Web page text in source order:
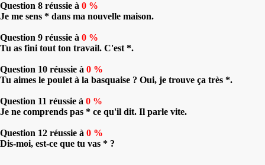
Question 8 réussie à 0 %
Je me sens * dans ma nouvelle maison.
Question 9 réussie à 0 %
Tu as fini tout ton travail. C'est *.
Question 10 réussie à 0 %
Tu aimes le poulet à la basquaise ? Oui, je trouve ça très *.
Question 11 réussie à 0 %
Je ne comprends pas * ce qu'il dit. Il parle vite.
Question 12 réussie à 0 %
Dis-moi, est-ce que tu vas * ?